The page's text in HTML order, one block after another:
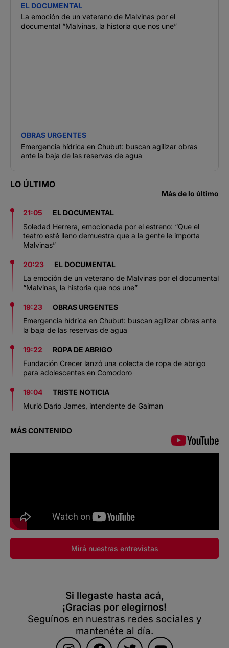
EL DOCUMENTAL
La emoción de un veterano de Malvinas por el
documental “Malvinas, la historia que nos une”
OBRAS URGENTES
Emergencia hídrica en Chubut: buscan agilizar obras
ante la baja de las reservas de agua
LO ÚLTIMO
Más de lo último
21:05
EL DOCUMENTAL
Soledad Herrera, emocionada por el estreno: “Que el
teatro esté lleno demuestra que a la gente le importa
Malvinas”
20:23
EL DOCUMENTAL
La emoción de un veterano de Malvinas por el documental
“Malvinas, la historia que nos une”
19:23
OBRAS URGENTES
Emergencia hídrica en Chubut: buscan agilizar obras ante
la baja de las reservas de agua
19:22
ROPA DE ABRIGO
Fundación Crecer lanzó una colecta de ropa de abrigo
para adolescentes en Comodoro
19:04
TRISTE NOTICIA
Murió Darío James, intendente de Gaiman
MÁS CONTENIDO
Mirá nuestras entrevistas
Si llegaste hasta acá,
¡Gracias por elegirnos!
Seguínos en nuestras redes sociales y
mantenéte al día.